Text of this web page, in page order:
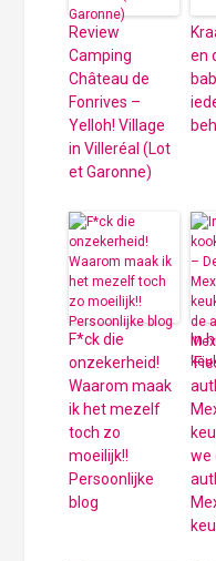
Review
Camping
Château de
Fonrives –
Yelloh! Village
in Villeréal (Lot
et Garonne)
en
F*ck die
onzekerheid!
Waarom maak
ik het mezelf
toch zo
moeilijk!!
Persoonlijke
blog
In
we